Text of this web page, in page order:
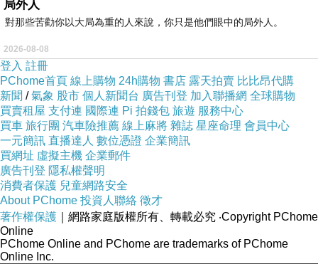
因為我很喜歡構樹。
(一直以為蟬的壽命很短，不太吃東西)
有興趣的人 可以上網查看，牠被發現的命名故事。
======================================
◆ New Study~Tai-gi~ Cicada！◆
======================================
局外人
對那些苦勸你以大局為重的人來說，你只是他們眼中的局外人。
2026-08-08
登入 註冊
PChome首頁 線上購物 24h購物 書店 露天拍賣 比比昂代購
新聞 /氣象 股市 個人新聞台 廣告刊登 加入聯播網 全球購物
買賣租屋 支付連 國際連 Pi 拍錢包 旅遊 服務中心
買車 旅行團 汽車險推薦 線上麻將 雜誌 星座命理 會員中心
一元簡訊 直播達人 數位憑證 企業簡訊
買網址 虛擬主機 企業郵件
廣告刊登 隱私權聲明
消費者保護 兒童網路安全
About PChome 投資人聯絡 徵才
著作權保護 ｜網路家庭版權所有、轉載必究 ‧Copyright PChome
Online
PChome Online and PChome are trademarks of PChome
Online Inc.